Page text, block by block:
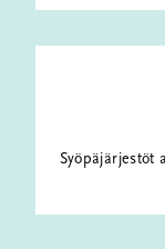
Syöpäjärjestöt